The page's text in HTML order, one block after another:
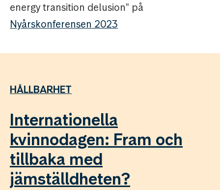
energy transition delusion" på
Nyårskonferensen 2023
HÅLLBARHET
Internationella
kvinnodagen: Fram och
tillbaka med
jämställdheten?